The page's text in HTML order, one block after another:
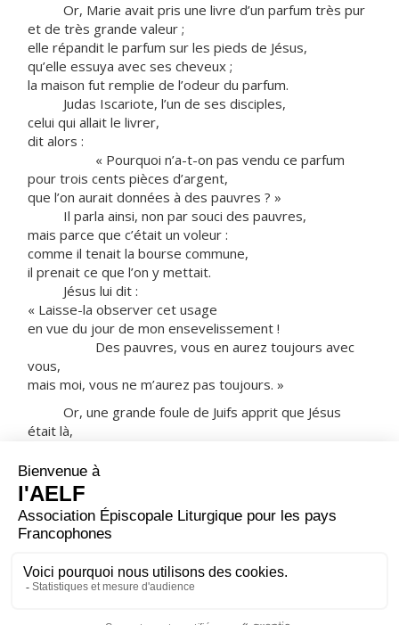
Or, Marie avait pris une livre d’un parfum très pur
et de très grande valeur ;
elle répandit le parfum sur les pieds de Jésus,
qu’elle essuya avec ses cheveux ;
la maison fut remplie de l’odeur du parfum.
Judas Iscariote, l’un de ses disciples,
celui qui allait le livrer,
dit alors :
« Pourquoi n’a-t-on pas vendu ce parfum
pour trois cents pièces d’argent,
que l’on aurait données à des pauvres ? »
Il parla ainsi, non par souci des pauvres,
mais parce que c’était un voleur :
comme il tenait la bourse commune,
il prenait ce que l’on y mettait.
Jésus lui dit :
« Laisse-la observer cet usage
en vue du jour de mon ensevelissement !
Des pauvres, vous en aurez toujours avec
vous,
mais moi, vous ne m’aurez pas toujours. »
Or, une grande foule de Juifs apprit que Jésus
était là,
mais aussi pour voir ce Lazare
qu’il avait réveillé d’entre les morts.
Les grands prêtres décidèrent alors
de tuer aussi Lazare,
parce que beaucoup de Juifs, à cause de lui,
s’en allaient, et croyaient en Jésus.
– Acclamons la Parole de Dieu.